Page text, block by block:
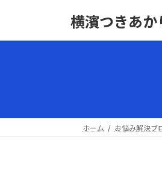
ッ
移
横濱つきあ
ホーム お悩み解決ブ